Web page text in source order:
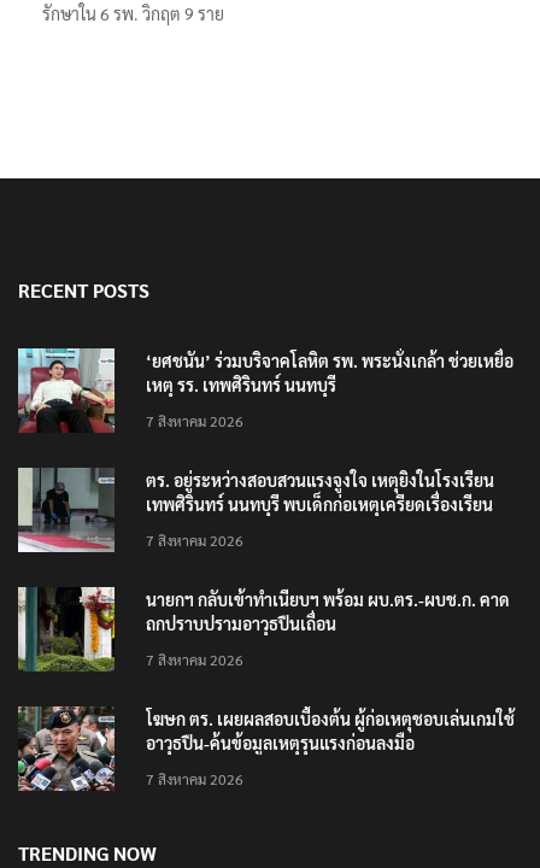
รักษาใน 6 รพ. วิกฤต 9 ราย
RECENT POSTS
‘ยศชนัน’ ร่วมบริจาคโลหิต รพ. พระนั่งเกล้า ช่วยเหยื่อ
เหตุ รร. เทพศิรินทร์ นนทบุรี
7 สิงหาคม 2026
ตร. อยู่ระหว่างสอบสวนแรงจูงใจ เหตุยิงในโรงเรียน
เทพศิรินทร์ นนทบุรี พบเด็กก่อเหตุเครียดเรื่องเรียน
7 สิงหาคม 2026
นายกฯ กลับเข้าทำเนียบฯ พร้อม ผบ.ตร.-ผบช.ก. คาด
ถกปราบปรามอาวุธปืนเถื่อน
7 สิงหาคม 2026
โฆษก ตร. เผยผลสอบเบื้องต้น ผู้ก่อเหตุชอบเล่นเกมใช้
อาวุธปืน-ค้นข้อมูลเหตุรุนแรงก่อนลงมือ
7 สิงหาคม 2026
TRENDING NOW